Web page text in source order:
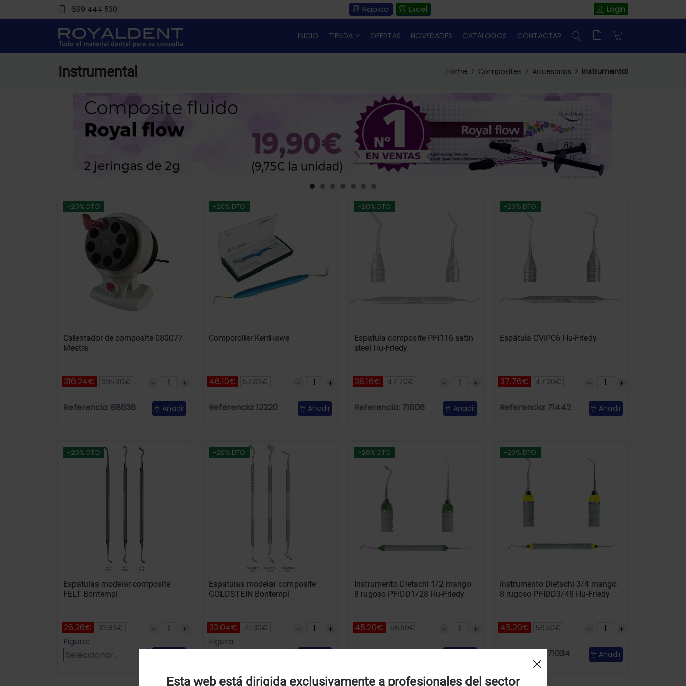
699 444 530 Rápida Excel Login
INICIO TIENDA OFERTAS NOVEDADES CATÁLOGOS CONTACTAR
Instrumental Home Composites Accesorios Instrumental
-20% DTO
Calentador de composite 080077
Mestra
316.24€ 395.30€
Referencia: 88636 Añadir
-20% DTO
Comporoller KerrHawe
46.10€ 57.62€
Referencia: 12220 Añadir
-20% DTO
Espatula composite PFI116 satin
steel Hu-Friedy
38.16€ 47.70€
Referencia: 71506 Añadir
-20% DTO
Espátula CVIPC6 Hu-Friedy
37.76€ 47.20€
Referencia: 71442 Añadir
-20% DTO
Espatulas modelar composite
FELT Bontempi
26.26€ 32.83€
Figura:
-20% DTO
Espatulas modelar composite
GOLDSTEIN Bontempi
33.04€ 41.30€
Figura:
-20% DTO
Instrumento Dietschi 1/2 mango
8 rugoso PFIDD1/28 Hu-Friedy
45.20€ 56.50€
-20% DTO
Instrumento Dietschi 3/4 mango
8 rugoso PFIDD3/48 Hu-Friedy
45.20€ 56.50€
Referencia: 71034 Añadir
Esta web está dirigida exclusivamente a profesionales del sector